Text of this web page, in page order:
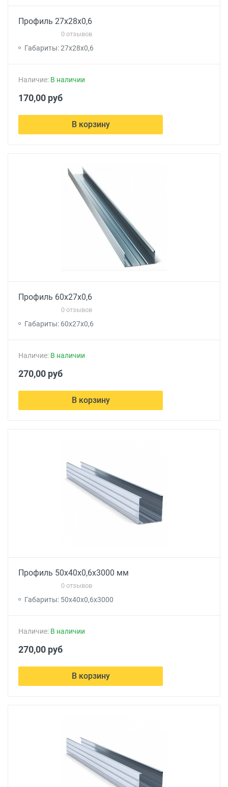
Профиль 27x28x0,6
0 отзывов
Габариты: 27x28x0,6
Наличие: В наличии
170,00 руб
В корзину
Профиль 60х27х0,6
0 отзывов
Габариты: 60х27х0,6
Наличие: В наличии
270,00 руб
В корзину
Профиль 50x40x0,6x3000 мм
0 отзывов
Габариты: 50x40x0,6x3000
Наличие: В наличии
270,00 руб
В корзину